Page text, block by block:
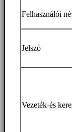
Felhasználói
Jelszó
Vezeték-és